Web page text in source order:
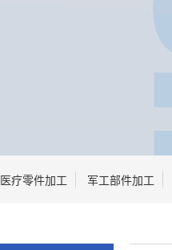
医疗零件加工 军工部件加工